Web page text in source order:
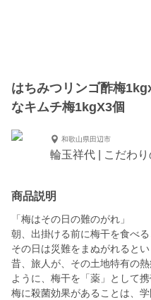
はちみつリンゴ酢梅
なキムチ梅1kgX3個
和歌山県田辺市
輪玉祥代 | こだわ
商品説明
「梅はその日の難のがれ」
朝、出掛ける前に梅干を食べる
その日は災難をまぬがれるとい
昔、旅人が、その土地特有の
ように、梅干を「薬」として携
梅に殺菌効果があることは、学